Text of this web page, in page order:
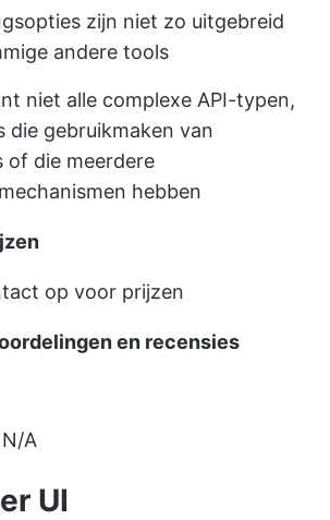
zijn niet zo uitgebreid
andere tools
niet alle complexe API-typen,
die gebruikmaken van
of die meerdere
hebben
op voor prijzen
en recensies
A
UI